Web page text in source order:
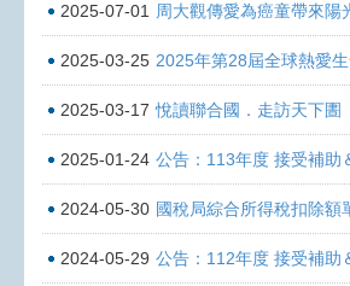
2025-07-01 周大觀傳愛為癌童帶來
2025-03-25 2025年第28屆全球熱愛
2025-03-17 悅讀聯合國．走訪天下圕
2025-01-24 公告：113年度 接受補助
2024-05-30 國稅局綜合所得稅扣除額
2024-05-29 公告：112年度 接受補助